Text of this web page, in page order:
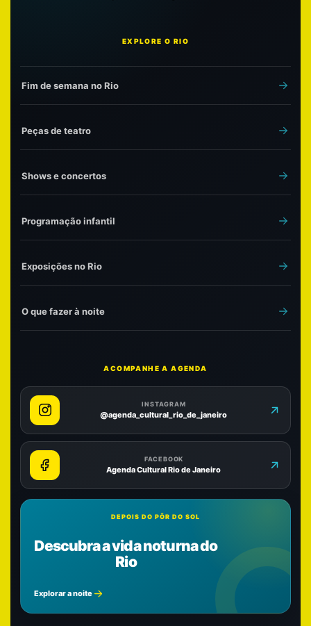
EXPLORE O RIO
Fim de semana no Rio
Peças de teatro
Shows e concertos
Programação infantil
Exposições no Rio
O que fazer à noite
ACOMPANHE A AGENDA
INSTAGRAM
@agenda_cultural_rio_de_janeiro
FACEBOOK
Agenda Cultural Rio de Janeiro
DEPOIS DO PÔR DO SOL
Descubra a vida noturna do
Rio
Explorar a noite